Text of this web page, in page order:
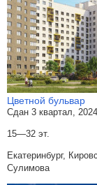
Цветной бульвар
Сдан 3 квартал,
15—32 эт.
Екатеринбург,
Сулимова